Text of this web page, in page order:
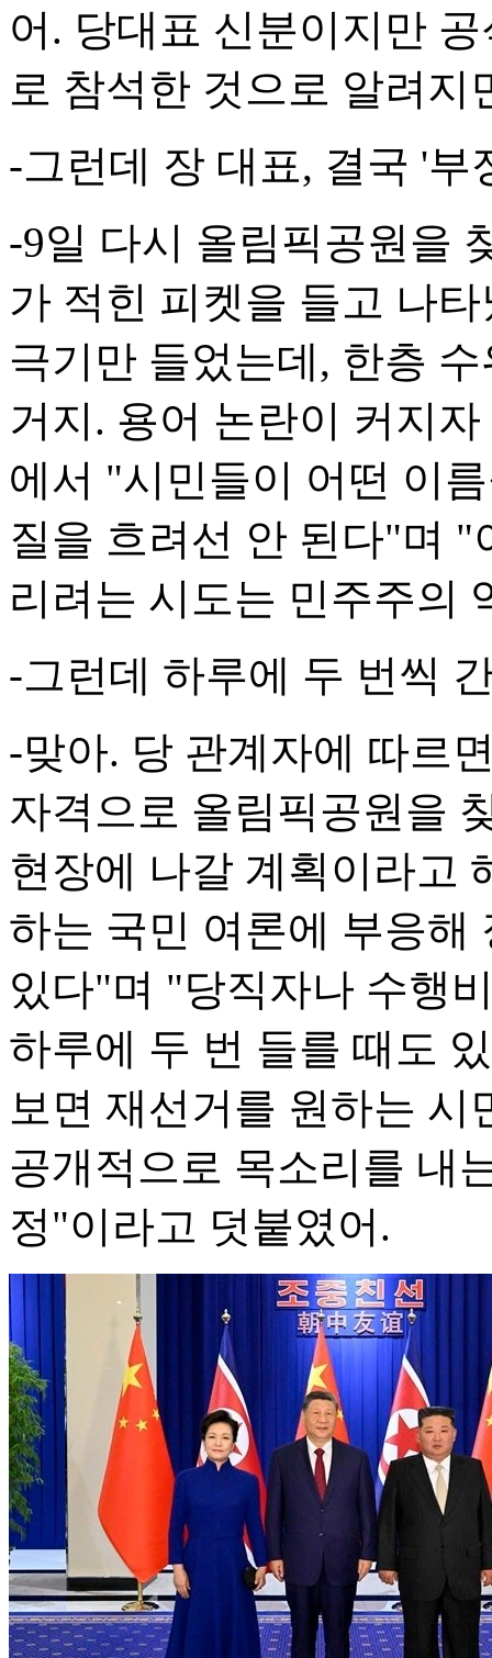
어. 당대표 신분이지만
로 참석한 것으로 알려지
-그런데 장 대표, 결국 '부
-9일 다시 올림픽공원을
가 적힌 피켓을 들고 나
극기만 들었는데, 한층
거지. 용어 논란이 커지
에서 "시민들이 어떤 이
질을 흐려선 안 된다"며
리려는 시도는 민주주의
-그런데 하루에 두 번씩
-맞아. 당 관계자에 따르
자격으로 올림픽공원을
현장에 나갈 계획이라고
하는 국민 여론에 부응해
있다"며 "당직자나 수행
하루에 두 번 들를 때도
보면 재선거를 원하는 시
공개적으로 목소리를 내
정"이라고 덧붙였어.